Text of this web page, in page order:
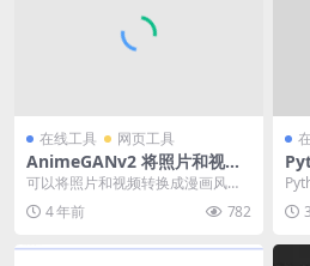
在线工具 网页工具
AnimeGANv2 将照片和视频
转换成漫画风格的在线工具
可以将照片和视频转换成漫画风格
的工具。采用的是神经风格迁移+生
成对抗网络（GAN...
4 年前 782
经
架